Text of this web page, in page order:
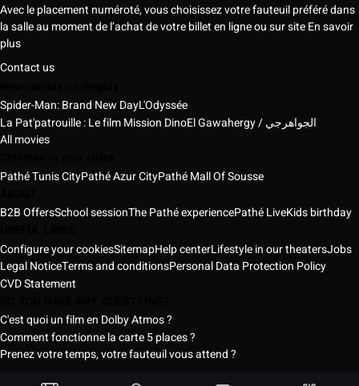
Avec le placement numéroté, vous choisissez votre fauteuil préféré dans
la salle au moment de l’achat de votre billet en ligne ou sur siteEn savoir
plus
Contact us
Spider-Man: Brand New DayL'Odyssée
La Pat'patrouille : Le film Mission Dino
El Gawahergy / الجواهرجي
All movies
Pathé Tunis CityPathé Azur CityPathé Mall Of Sousse
B2B OffersSchool sessionThe Pathé experiencePathé LiveKids birthday
Configure your cookiesSitemapHelp centerLifestyle in our theatersJobs
Legal NoticeTerms and conditionsPersonal Data Protection Policy
CVD Statement
C'est quoi un film en Dolby Atmos ?
Comment fonctionne la carte 5 places ?
Prenez votre temps, votre fauteuil vous attend ?